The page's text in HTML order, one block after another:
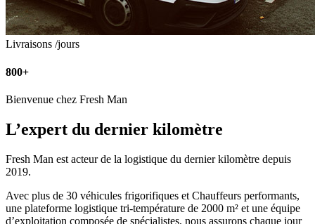
Livraisons /jours
800+
Bienvenue chez Fresh Man
L’expert du dernier kilomètre
Fresh Man est acteur de la logistique du dernier kilomètre depuis
2019.
Avec plus de 30 véhicules frigorifiques et Chauffeurs performants,
une plateforme logistique tri-température de 2000 m² et une équipe
d’exploitation composée de spécialistes, nous assurons chaque jour